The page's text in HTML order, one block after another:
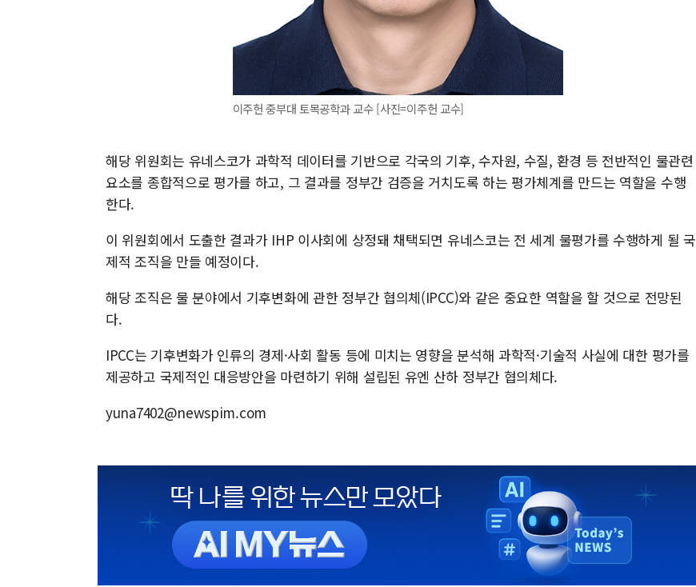
이주헌 중부대 토목공학과 교수 [사진=이주헌 교수]
해당 위원회는 유네스코가 과학적 데이터를 기반으로 각국의 기후, 수자원, 수질, 환경 등 전반적인 물관련
요소를 종합적으로 평가를 하고, 그 결과를 정부간 검증을 거치도록 하는 평가체계를 만드는 역할을 수행
한다.
이 위원회에서 도출한 결과가 IHP 이사회에 상정돼 채택되면 유네스코는 전 세계 물평가를 수행하게 될 국
제적 조직을 만들 예정이다.
해당 조직은 물 분야에서 기후변화에 관한 정부간 협의체(IPCC)와 같은 중요한 역할을 할 것으로 전망된
다.
IPCC는 기후변화가 인류의 경제·사회 활동 등에 미치는 영향을 분석해 과학적·기술적 사실에 대한 평가를
제공하고 국제적인 대응방안을 마련하기 위해 설립된 유엔 산하 정부간 협의체다.
yuna7402@newspim.com